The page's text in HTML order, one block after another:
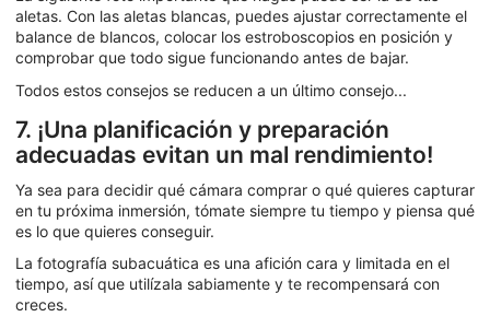
aletas. Con las aletas blancas, puedes ajustar correctamente el
balance de blancos, colocar los estroboscopios en posición y
comprobar que todo sigue funcionando antes de bajar.
Todos estos consejos se reducen a un último consejo...
7. ¡Una planificación y preparación
adecuadas evitan un mal rendimiento!
Ya sea para decidir qué cámara comprar o qué quieres capturar
en tu próxima inmersión, tómate siempre tu tiempo y piensa qué
es lo que quieres conseguir.
La fotografía subacuática es una afición cara y limitada en el
tiempo, así que utilízala sabiamente y te recompensará con
creces.